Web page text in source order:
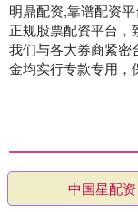
明鼎配资,靠谱配资
正规股票配资平台，
我们与各大券商紧密
金均实行专款专用，
中国星配资